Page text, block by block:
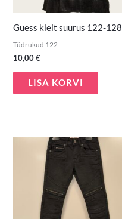
Guess kleit suurus 122-128
Tüdrukud 122
10,00€
LISA KORVI